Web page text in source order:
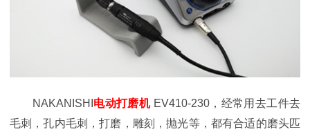
NAKANISHI 电动打磨机 EV410-230，经常用去工件去
毛刺，孔内毛刺，打磨，雕刻，抛光等，都有合适的磨头匹